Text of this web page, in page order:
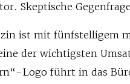
Skeptische
ist mit fünfstelligem
der wichtigsten
Logo führt in das